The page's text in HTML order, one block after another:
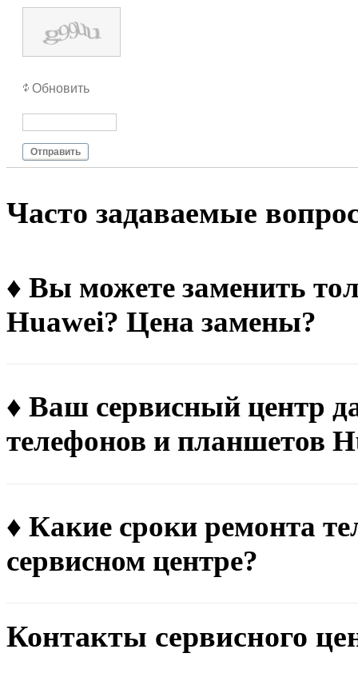
Обновить
Отправить
Чacтo зaдaвaeмыe
♦ Вы можете заменить
Huawei? Цена замены?
♦ Ваш сервисный центр
телефонов и планшетов
♦ Какие сроки ремонта
сервисном центре?
Контакты сервисного